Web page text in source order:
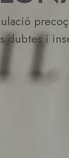
dubtes i